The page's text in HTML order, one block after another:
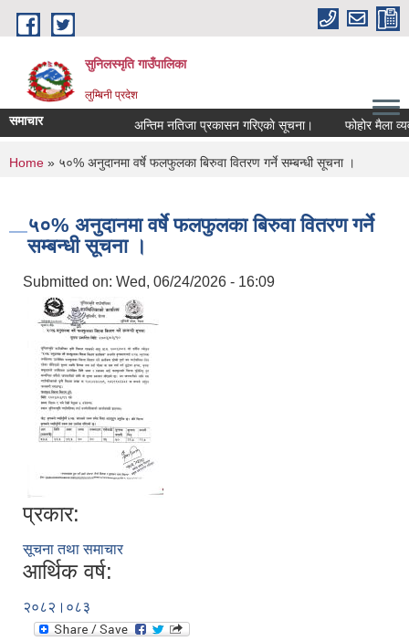
Skip to main content
सुनिलस्मृति गाउँपालिका
लुम्बिनी प्रदेश
समाचार अन्तिम नतिजा प्रकासन गरिएकाे सूचना। फोहोर मैला
You are here
Home » ५०% अनुदानमा वर्षे फलफुलका बिरुवा वितरण गर्ने सम्बन्धी सूचना ।
५०% अनुदानमा वर्षे फलफुलका बिरुवा वितरण गर्ने
सम्बन्धी सूचना ।
Submitted on: Wed, 06/24/2026 - 16:09
प्रकार:
सूचना तथा समाचार
आर्थिक वर्ष:
२०८२।०८३